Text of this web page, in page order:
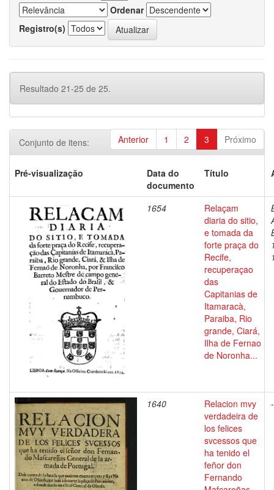
Ordenar
Registro(s)
Resultado 21-25 de 25.
Anterior 1 2 3 Próximo
Conjunto de itens:
Pré-visualização
Data do
documento
Título
1654
Relaçam
diaria do sitio,
e tomada da
forte praça do
Recife,
recuperaçao
das
Capitanias de
Itamaracà,
Paraiba, Rio
grande, Ciará,
Ilha de Fernao
de Noronha...
1640
Relacion mvy
verdadeira de
los felices
svcessos que
ha tenido el
feñor don
Fernando
-